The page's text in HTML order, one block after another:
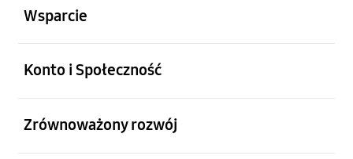
Wsparcie
Konto i Społeczność
Zrównoważony rozwój